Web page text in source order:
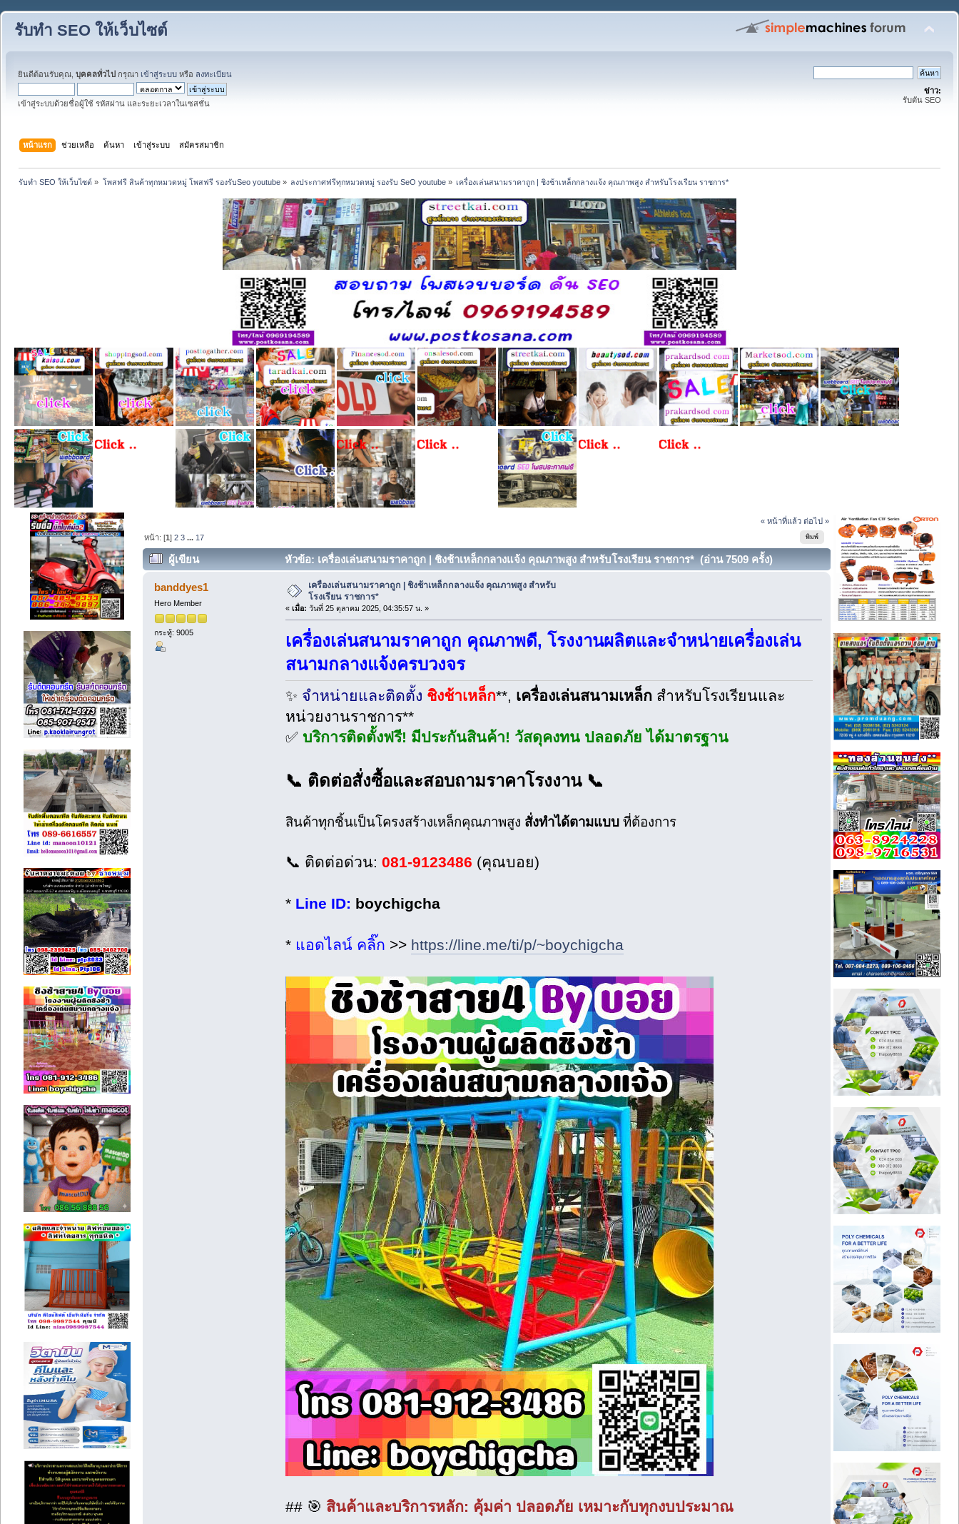
รับทำ SEO ให้เว็บไซต์
ยินดีต้อนรับคุณ, บุคคลทั่วไป กรุณา เข้าสู่ระบบ หรือ ลงทะเบียน
เข้าสู่ระบบด้วยชื่อผู้ใช้ รหัสผ่าน และระยะเวลาในเซสชั่น
ข่าว:
รับดัน SEO
หน้าแรก ช่วยเหลือ ค้นหา เข้าสู่ระบบ สมัครสมาชิก
รับทำ SEO ให้เว็บไซต์ » โพสฟรี สินค้าทุกหมวดหมู่ โพสฟรี รองรับSeo youtube» ลงประกาศฟรีทุกหมวดหมู่ รองรับ SeO youtube» เครื่องเล่นสนามราคาถูก | ชิงช้าเหล็กกลางแจ้ง คุณภาพสูง สำหรับโรงเรียน ราชการ*
« หน้าที่แล้ว ต่อไป »
พิมพ์
หน้า: [1]2 3 ... 17
ผู้เขียน หัวข้อ: เครื่องเล่นสนามราคาถูก | ชิงช้าเหล็กกลางแจ้ง คุณภาพสูง สำหรับโรงเรียน ราชการ* (อ่าน 7509 ครั้ง)
banddyes1
Hero Member
กระทู้: 9005
เครื่องเล่นสนามราคาถูก | ชิงช้าเหล็กกลางแจ้ง คุณภาพสูง สำหรับ
โรงเรียน ราชการ*
« เมื่อ: วันที่ 25 ตุลาคม 2025, 04:35:57 น. »
เครื่องเล่นสนามราคาถูก คุณภาพดี, โรงงานผลิตและจำหน่ายเครื่องเล่น
สนามกลางแจ้งครบวงจร
✨ จำหน่ายและติดตั้ง ชิงช้าเหล็ก**, เครื่องเล่นสนามเหล็กสำหรับโรงเรียนและ
หน่วยงานราชการ**
✅ บริการติดตั้งฟรี! มีประกันสินค้า! วัสดุคงทน ปลอดภัย ได้มาตรฐาน
📞 ติดต่อสั่งซื้อและสอบถามราคาโรงงาน 📞
สินค้าทุกชิ้นเป็นโครงสร้างเหล็กคุณภาพสูง สั่งทำได้ตามแบบที่ต้องการ
📞 ติดต่อด่วน: 081-9123486 (คุณบอย)
* Line ID: boychigcha
* แอดไลน์ คลิ๊ก >> https://line.me/ti/p/~boychigcha
## 🎯 สินค้าและบริการหลัก: คุ้มค่า ปลอดภัย เหมาะกับทุกงบประมาณ